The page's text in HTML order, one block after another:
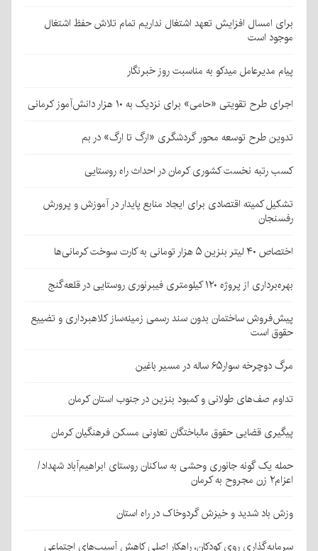
برای امسال افزایش تعهد اشتغال نداریم تمام تلاش حفظ اشتغال
موجود است
پیام مدیرعامل میدکو به مناسبت روز خبرنگار
اجرای طرح تقویتی «حامی» برای نزدیک به ۱۰ هزار دانش‌آموز کرمانی
تدوین طرح توسعه محور گردشگری «ارگ تا ارگ» در بم
کسب رتبه نخست کشوری کرمان در احداث راه روستایی
تشکیل کمیته اقتصادی برای ایجاد منابع پایدار در آموزش و پرورش
رفسنجان
اختصاص ۴۰ لیتر بنزین ۵ هزار تومانی به کارت سوخت کرمانی‌ها
بهره‌برداری از پروژه ۱۲۰ کیلومتری فیبرنوری روستایی در قلعه‌گنج
پیش‌فروش ساختمان بدون سند رسمی زمینه‌ساز کلاهبرداری و تضییع
حقوق است
مرگ دوچرخه سوار۶۵ ساله در مسیر باغین
تداوم صف‌های طولانی و کمبود بنزین در جنوب استان کرمان
پیگیری قضایی حقوق مالباختگان تعاونی مسکن فرهنگیان کرمان
حمله یک گونه جانوری وحشی به ساکنان روستای ابراهیم‌آباد شهداد/
اعزام۲ زن مجروح به کرمان
وزش باد شدید و خیزش گردوخاک در راه استان
سرمایه‌گذاری روی کودکان، راهکار اصلی کاهش آسیب‌های اجتماعی